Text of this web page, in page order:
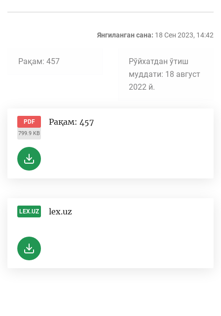
Янгиланган сана: 18 Сен 2023, 14:42
Рақам: 457
Рўйхатдан ўтиш
муддати: 18 август
2022 й.
PDF
799.9 KB
Рақам: 457
LEX.UZ lex.uz